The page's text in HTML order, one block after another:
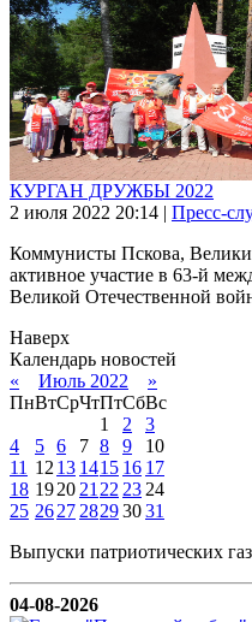
КУРГАН ДРУЖБЫ 2022
2 июля 2022 20:14 | Пресс-
Коммунисты Пскова,
активное участие в 63-й
Великой Отечественной
Наверх
Календарь новостей
«
Июль 2022
»
ПнВтСрЧтПтСбВс
1
2
3
4
5 6 7 8 9
10
11 12 13 1415 16 17
18 1920 21 22 23 24
25 2627 28293031
Выпуски патриотических
04-08-2026